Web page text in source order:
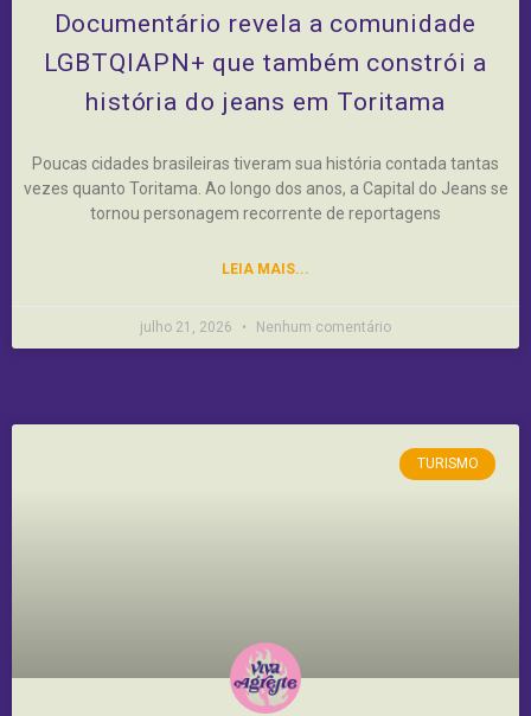
Documentário revela a comunidade
LGBTQIAPN+ que também constrói a
história do jeans em Toritama
Poucas cidades brasileiras tiveram sua história contada tantas
vezes quanto Toritama. Ao longo dos anos, a Capital do Jeans se
tornou personagem recorrente de reportagens
LEIA MAIS...
julho 21, 2026 Nenhum comentário
TURISMO